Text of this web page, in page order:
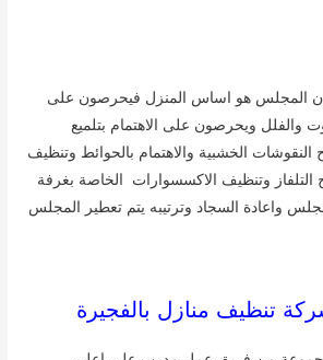
ان المجلس هو اساس المنزل فيحرصون على
والفلل ويحرصون على الاهتمام بتلميع
الخشبية والاهتمام بالحوائط وتنظيف
وتنظيف الاكسسوارات الخاصة بغرفة
واعادة السجاد وترتيبه يتم تعطير المجلس
تنظيف منازل بالفجيرة